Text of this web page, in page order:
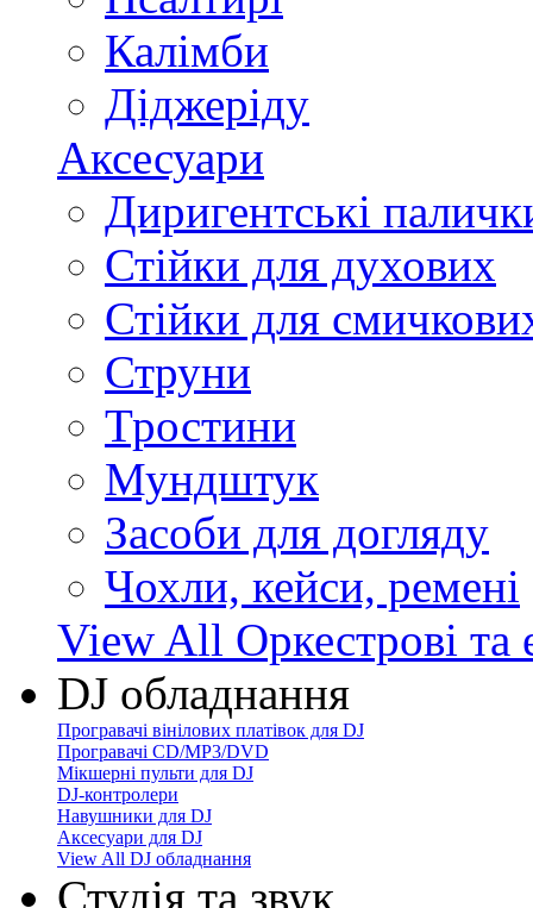
Калімби
Діджеріду
Аксесуари
Диригентські
Стійки для духових
Стійки для
Струни
Тростини
Мундштук
Засоби для догляду
Чохли, кейси, ремені
View All Оркестрові та
DJ обладнання
Програвачі вінілових платівок для DJ
Програвачі CD/MP3/DVD
Мікшерні пульти для DJ
DJ-контролери
Навушники для DJ
Аксесуари для DJ
View All DJ обладнання
Студія та звук